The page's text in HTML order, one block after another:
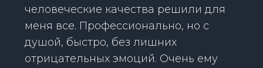
человеческие качества решили для
меня все. Профессионально, но с
душой, быстро, без лишних
отрицательных эмоций. Очень ему